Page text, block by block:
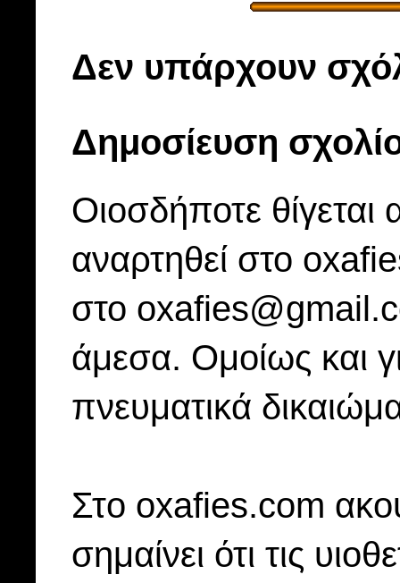
Δεν υπάρχουν
Δημοσίευση
Οιοσδήποτε
αναρτηθεί στο
στο
άμεσα. Ομοίως και
πνευματικά
Στo oxafies.com
σημαίνει ότι τις